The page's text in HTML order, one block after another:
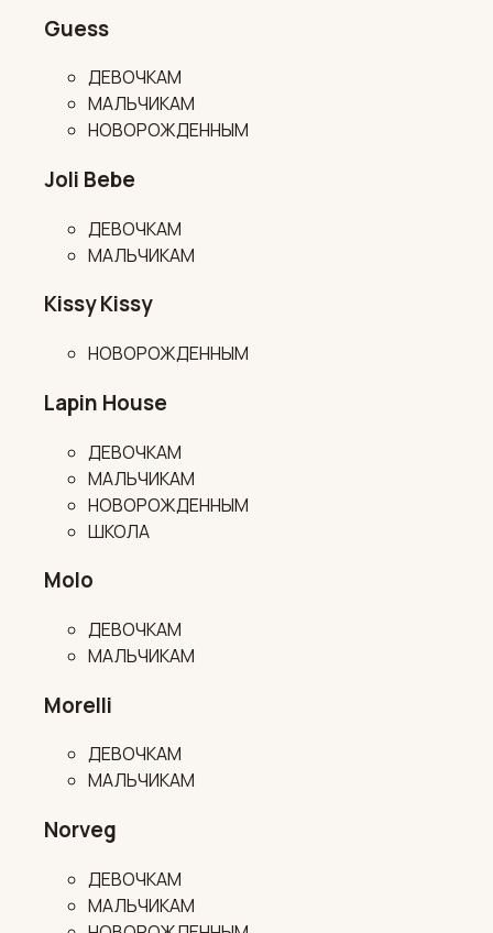
Guess
ДЕВОЧКАМ
МАЛЬЧИКАМ
НОВОРОЖДЕННЫМ
Joli Bebe
ДЕВОЧКАМ
МАЛЬЧИКАМ
Kissy Kissy
НОВОРОЖДЕННЫМ
Lapin House
ДЕВОЧКАМ
МАЛЬЧИКАМ
НОВОРОЖДЕННЫМ
ШКОЛА
Molo
ДЕВОЧКАМ
МАЛЬЧИКАМ
Morelli
ДЕВОЧКАМ
МАЛЬЧИКАМ
Norveg
ДЕВОЧКАМ
МАЛЬЧИКАМ